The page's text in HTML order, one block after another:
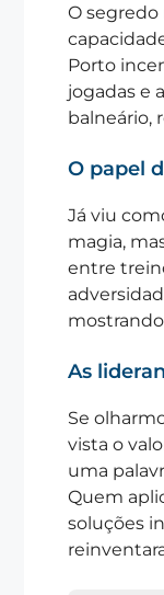
O segredo
Porto
jogadas e
balneário,
O papel
Já viu
magia,
entre
As
Se
vista o
uma
Quem
soluções